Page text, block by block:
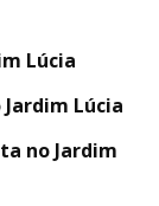
Lúcia
Lúcia
no Jardim